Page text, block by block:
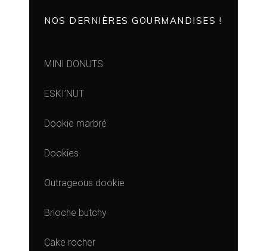
NOS DERNIÈRES GOURMANDISES !
MINI DONUTS
ESKI’NUT
Dookie marbré
Dookies
Outrageous dookie
Brioche butchy
Cake rocher